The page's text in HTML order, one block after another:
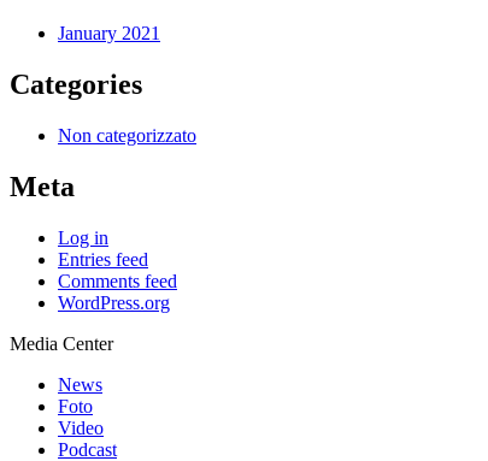
January 2021
Categories
Non categorizzato
Meta
Log in
Entries feed
Comments feed
WordPress.org
Media Center
News
Foto
Video
Podcast